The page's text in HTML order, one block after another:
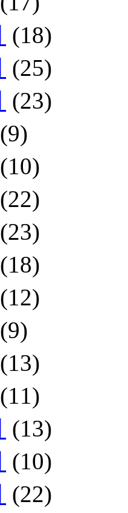
(18)
(25)
(23)
(9)
(10)
(22)
(23)
(18)
(12)
(9)
(13)
(11)
(13)
(10)
(22)